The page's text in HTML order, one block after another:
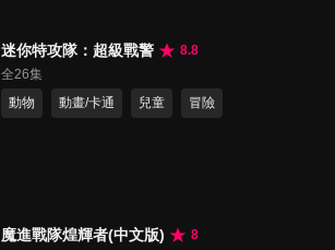
迷你特攻隊：超級戰警
8.8
全26集
動物
動畫/卡通 兒童 冒險
魔進戰隊煌輝者(中文版)
8